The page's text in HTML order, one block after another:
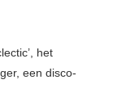
het
een disco-